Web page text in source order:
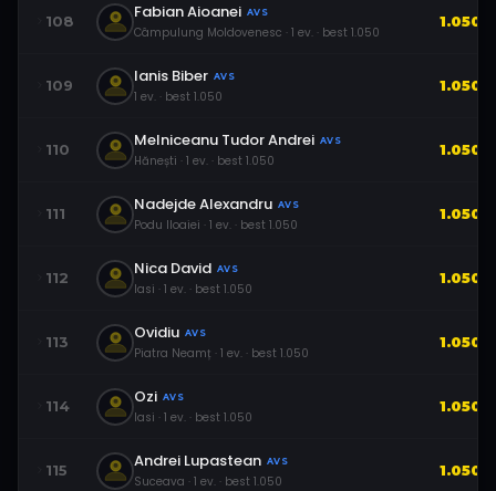
108 Fabian Aioanei AVS
Câmpulung Moldovenesc · 1 ev. · best 1.050
1.050
109 Ianis Biber AVS
1 ev. · best 1.050
1.050
110 Melniceanu Tudor Andrei AVS
Hănești · 1 ev. · best 1.050
1.050
111 Nadejde Alexandru AVS
Podu Iloaiei · 1 ev. · best 1.050
1.050
112 Nica David AVS
Iasi · 1 ev. · best 1.050
1.050
113 Ovidiu AVS
Piatra Neamț · 1 ev. · best 1.050
1.050
114 Ozi AVS
Iasi · 1 ev. · best 1.050
1.050
115 Andrei Lupastean AVS
Suceava · 1 ev. · best 1.050
1.050